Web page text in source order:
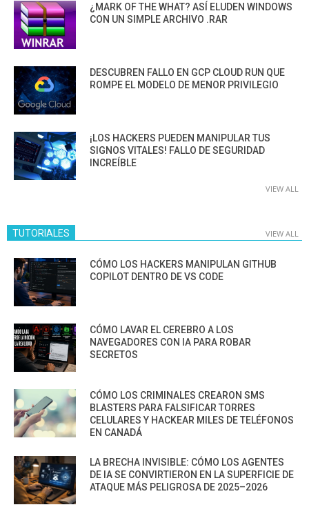
¿MARK OF THE WHAT? ASÍ ELUDEN WINDOWS
CON UN SIMPLE ARCHIVO .RAR
DESCUBREN FALLO EN GCP CLOUD RUN QUE
ROMPE EL MODELO DE MENOR PRIVILEGIO
¡LOS HACKERS PUEDEN MANIPULAR TUS
SIGNOS VITALES! FALLO DE SEGURIDAD
INCREÍBLE
VIEW ALL
TUTORIALES VIEW ALL
CÓMO LOS HACKERS MANIPULAN GITHUB
COPILOT DENTRO DE VS CODE
CÓMO LAVAR EL CEREBRO A LOS
NAVEGADORES CON IA PARA ROBAR
SECRETOS
CÓMO LOS CRIMINALES CREARON SMS
BLASTERS PARA FALSIFICAR TORRES
CELULARES Y HACKEAR MILES DE TELÉFONOS
EN CANADÁ
LA BRECHA INVISIBLE: CÓMO LOS AGENTES
DE IA SE CONVIRTIERON EN LA SUPERFICIE DE
ATAQUE MÁS PELIGROSA DE 2025–2026